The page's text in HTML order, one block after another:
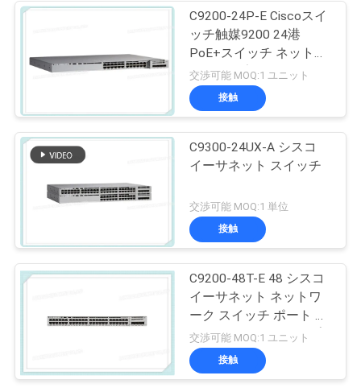
C9200-24P-E Ciscoスイ
ッチ触媒9200 24港
PoE+スイッチ ネットワ
ークの要素
交渉可能 MOQ:1 ユニット
接触
C9300-24UX-A シスコ
イーサネット スイッチ
交渉可能 MOQ:1 単位
接触
C9200-48T-E 48 シスコ
イーサネット ネットワ
ーク スイッチ ポート デ
ータ モジュールアップ
リンク オプション
交渉可能 MOQ:1 ユニット
接触